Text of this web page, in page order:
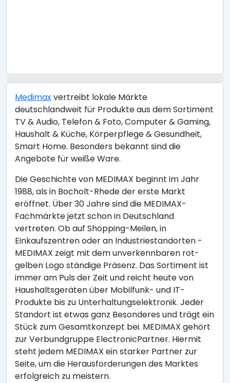
Medimaxvertreibt lokale Märkte
deutschlandweit für Produkte aus dem Sortiment
TV & Audio, Telefon & Foto, Computer & Gaming,
Haushalt & Küche, Körperpflege & Gesundheit,
Smart Home. Besonders bekannt sind die
Angebote für weiße Ware.
Die Geschichte von MEDIMAX beginnt im Jahr
1988, als in Bocholt-Rhede der erste Markt
eröffnet. Über 30 Jahre sind die MEDIMAX-
Fachmärkte jetzt schon in Deutschland
vertreten. Ob auf Shopping-Meilen, in
Einkaufszentren oder an Industriestandorten -
MEDIMAX zeigt mit dem unverkennbaren rot-
gelben Logo ständige Präsenz. Das Sortiment ist
immer am Puls der Zeit und reicht heute von
Haushaltsgeräten über Mobilfunk- und IT-
Produkte bis zu Unterhaltungselektronik. Jeder
Standort ist etwas ganz Besonderes und trägt ein
Stück zum Gesamtkonzept bei. MEDIMAX gehört
zur Verbundgruppe ElectronicPartner. Hiermit
steht jedem MEDIMAX ein starker Partner zur
Seite, um die Herausforderungen des Marktes
erfolgreich zu meistern.